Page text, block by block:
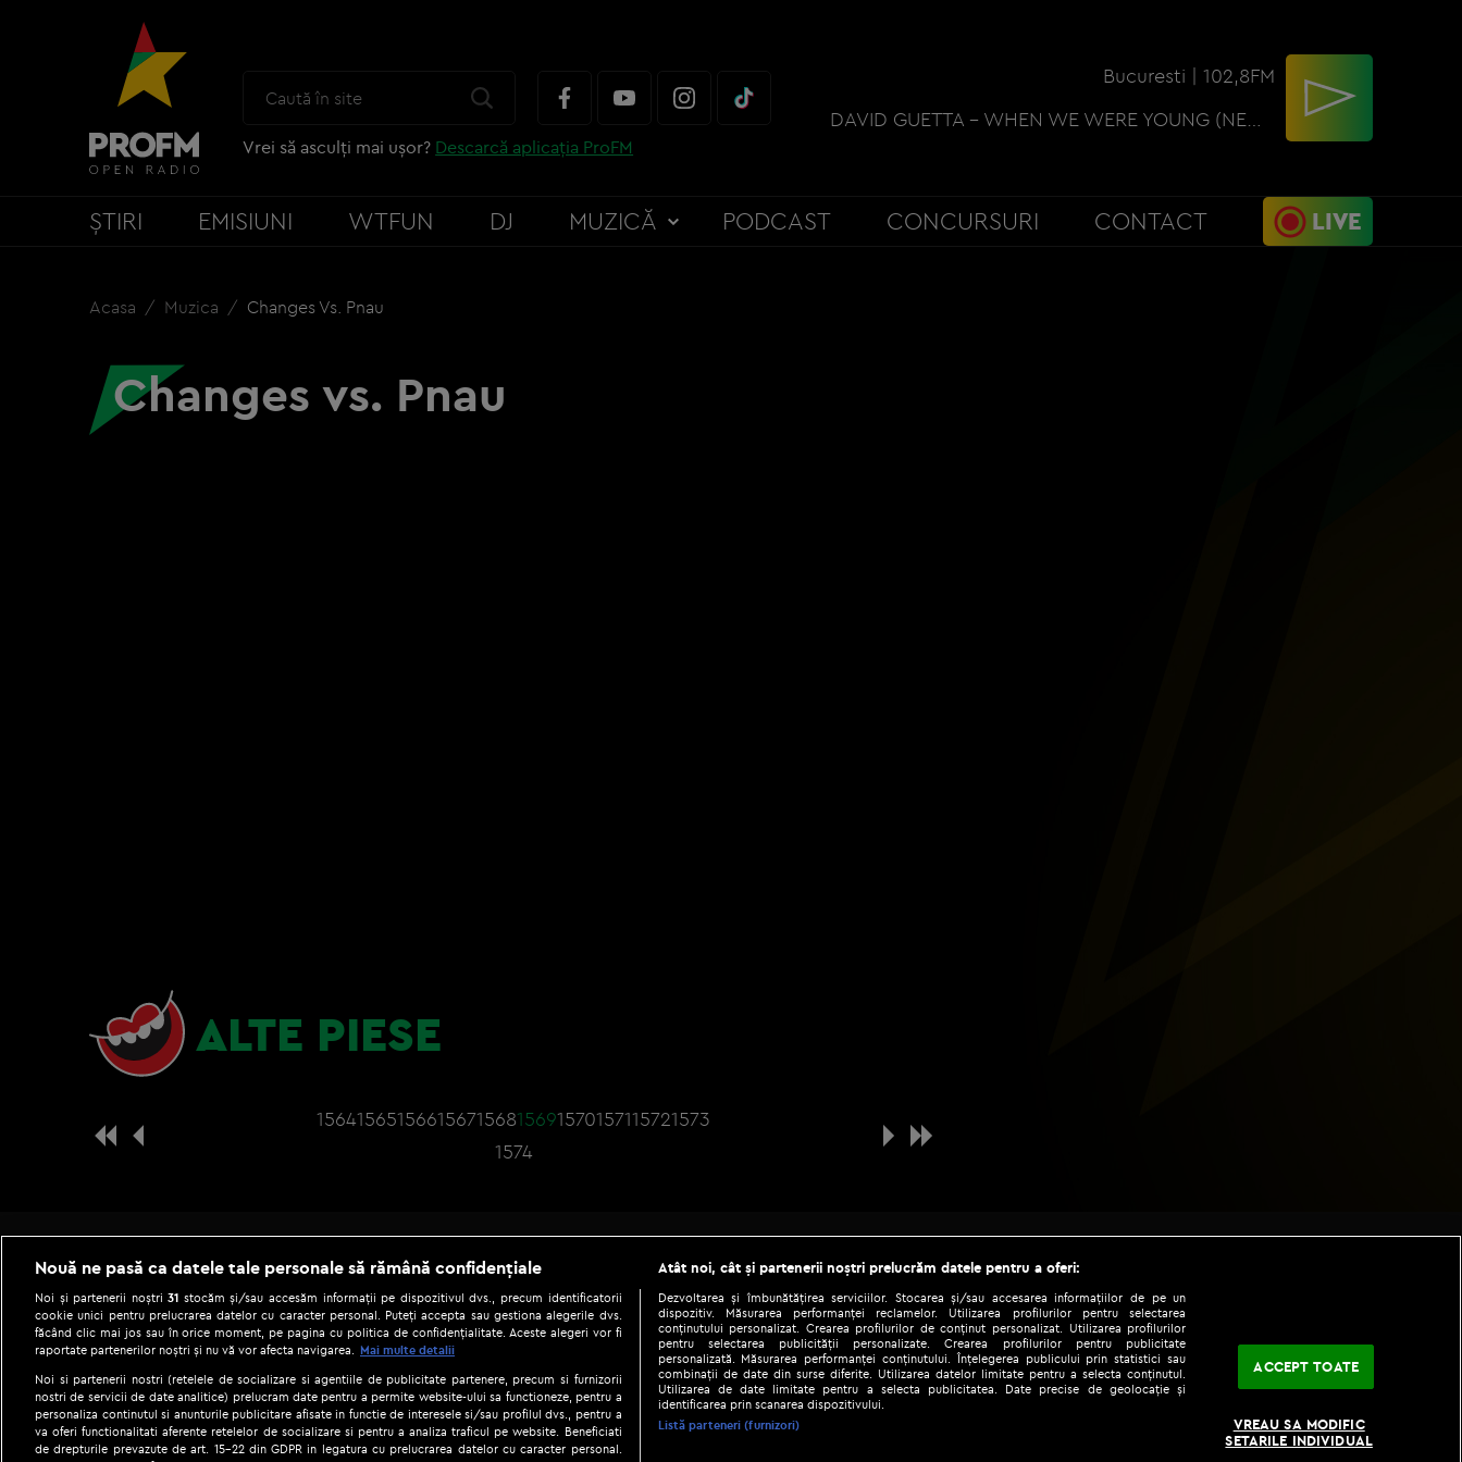
Vrei să asculți mai ușor? Descarcă aplicația ProFM
Bucuresti | 102,8FM
DAVID GUETTA - WHEN WE WERE YOUNG (NEW PW 2)
ȘTIRI EMISIUNI WTFUN DJ MUZICĂ PODCAST CONCURSURI CONTACT LIVE
Acasa Muzica Changes Vs. Pnau
Changes vs. Pnau
ALTE PIESE
1564156515661567156815691570157115721573
1574
Be social
Copyright © 2026 / DIGI ROMANIA S.A.
Gestionați preferințele|Termeni și condiții|Politica de confidențialitate|
Nouă ne pasă ca datele tale personale să rămână confidențiale
Noi și partenerii noștri31 stocăm și/sau accesăm informații pe dispozitivul dvs., precum identificatorii
cookie unici pentru prelucrarea datelor cu caracter personal. Puteți accepta sau gestiona alegerile dvs.
făcând clic mai jos sau în orice moment, pe pagina cu politica de confidențialitate. Aceste alegeri vor fi
raportate partenerilor noștri și nu vă vor afecta navigarea.
Mai multe detalii
Noi si partenerii nostri (retelele de socializare si agentiile de publicitate partenere, precum si furnizorii
nostri de servicii de date analitice) prelucram date pentru a permite website-ului sa functioneze, pentru a
personaliza continutul si anunturile publicitare afisate in functie de interesele si/sau profilul dvs., pentru a
va oferi functionalitati aferente retelelor de socializare si pentru a analiza traficul pe website. Beneficiati
de drepturile prevazute de art. 15-22 din GDPR in legatura cu prelucrarea datelor cu caracter personal.
Atât noi, cât și partenerii noștri prelucrăm datele pentru a oferi:
Dezvoltarea și îmbunătățirea serviciilor. Stocarea și/sau accesarea informațiilor de pe un
dispozitiv. Măsurarea performanței reclamelor. Utilizarea profilurilor pentru selectarea
conținutului personalizat. Crearea profilurilor de conținut personalizat. Utilizarea profilurilor
pentru selectarea publicității personalizate. Crearea profilurilor pentru publicitate
personalizată. Măsurarea performanței conținutului. Înțelegerea publicului prin statistici sau
combinații de date din surse diferite. Utilizarea datelor limitate pentru a selecta conținutul.
Utilizarea de date limitate pentru a selecta publicitatea. Date precise de geolocație și
identificarea prin scanarea dispozitivului.
Listă parteneri (furnizori)
ACCEPT TOATE
VREAU SA MODIFIC
SETARILE INDIVIDUAL